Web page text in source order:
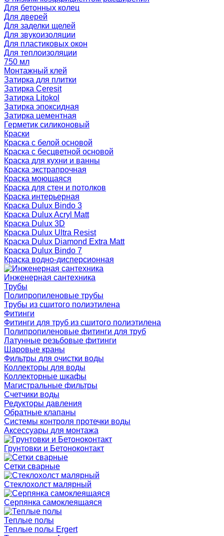
Для бетонных колец
Для дверей
Для заделки щелей
Для звукоизоляции
Для пластиковых окон
Для теплоизоляции
750 мл
Монтажный клей
Затирка для плитки
Затирка Ceresit
Затирка Litokol
Затирка эпоксидная
Затирка цементная
Герметик силиконовый
Краски
Краска с белой основой
Краска с бесцветной основой
Краска для кухни и ванны
Краска экстрапрочная
Краска моющаяся
Краска для стен и потолков
Краска интерьерная
Краска Dulux Bindo 3
Краска Dulux Acryl Matt
Краска Dulux 3D
Краска Dulux Ultra Resist
Краска Dulux Diamond Extra Matt
Краска Dulux Bindo 7
Краска водно-дисперсионная
Инженерная сантехника
Трубы
Полипропиленовые трубы
Трубы из сшитого полиэтилена
Фитинги
Фитинги для труб из сшитого полиэтилена
Полипропиленовые фитинги для труб
Латунные резьбовые фитинги
Шаровые краны
Фильтры для очистки воды
Коллекторы для воды
Коллекторные шкафы
Магистральные фильтры
Счетчики воды
Редукторы давления
Обратные клапаны
Системы контроля протечки воды
Аксессуары для монтажа
Грунтовки и Бетоноконтакт
Сетки сварные
Cтеклохолст малярный
Серпянка самоклеящаяся
Теплые полы
Теплые полы Ergert